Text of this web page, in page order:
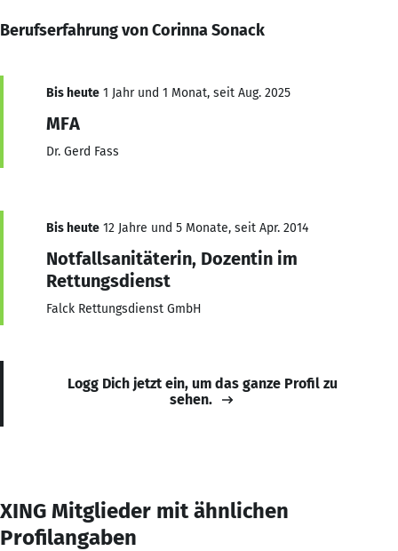
Berufserfahrung von Corinna Sonack
Bis heute 1 Jahr und 1 Monat, seit Aug. 2025
MFA
Dr. Gerd Fass
Bis heute 12 Jahre und 5 Monate, seit Apr. 2014
Notfallsanitäterin, Dozentin im
Rettungsdienst
Falck Rettungsdienst GmbH
Logg Dich jetzt ein, um das ganze Profil zu
sehen.
XING Mitglieder mit ähnlichen
Profilangaben